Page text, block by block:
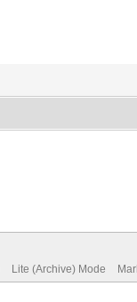
Lite (Archive) Mode